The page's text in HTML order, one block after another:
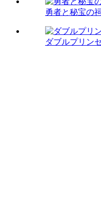
勇者と秘宝の祠
ダブルプリン